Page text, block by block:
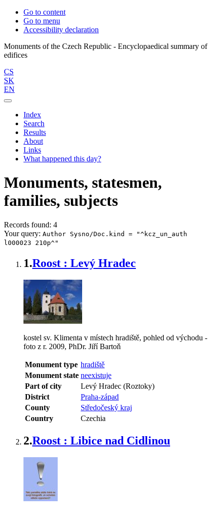
Go to content
Go to menu
Accessibility declaration
Monuments of the Czech Republic - Encyclopaedical summary of
CS
SK
EN
Index
Search
Results
About
Links
What happened this day?
Monuments, statesmen,
families, subjects
Records found: 4
Your query: Author Sysno/Doc.kind = "^kcz_un_auth
l000023 210p^"
1.Roost : Levý Hradec
kostel sv. Klimenta v místech hradiště, pohled od východu -
foto z r. 2009, PhDr. Jiří Bartoň
Monument type hradiště
Monument state neexistuje
Part of city
Levý Hradec (Roztoky)
District
Praha-západ
County
Středočeský kraj
Country
Czechia
2.Roost : Libice nad Cidlinou